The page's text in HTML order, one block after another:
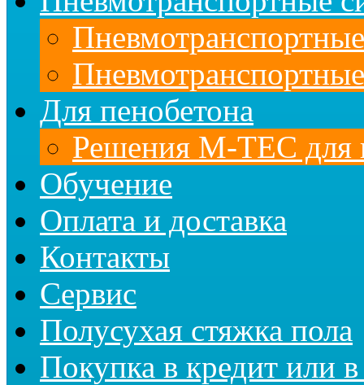
Для пенобетона
Решения M-TEC для
Обучение
Оплата и доставка
Контакты
Сервис
Полусухая стяжка пола
Покупка в кредит или